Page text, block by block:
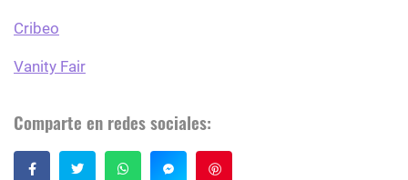
Cribeo
Vanity Fair
Comparte en redes sociales: